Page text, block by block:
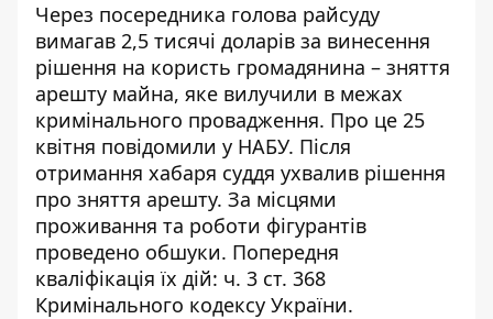
Через посередника голова райсуду
вимагав 2,5 тисячі доларів за винесення
рішення на користь громадянина – зняття
арешту майна, яке вилучили в межах
кримінального провадження. Про це 25
квітня повідомили у НАБУ. Після
отримання хабаря суддя ухвалив рішення
про зняття арешту. За місцями
проживання та роботи фігурантів
проведено обшуки. Попередня
кваліфікація їх дій: ч. 3 ст. 368
Кримінального кодексу України.